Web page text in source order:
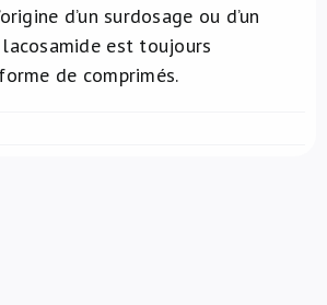
d’un surdosage ou d’un
lacosamide est toujours
de comprimés.